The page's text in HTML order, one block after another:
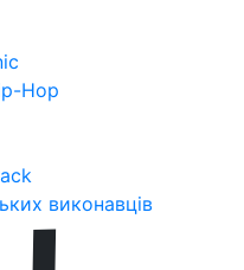
Hop
виконавців